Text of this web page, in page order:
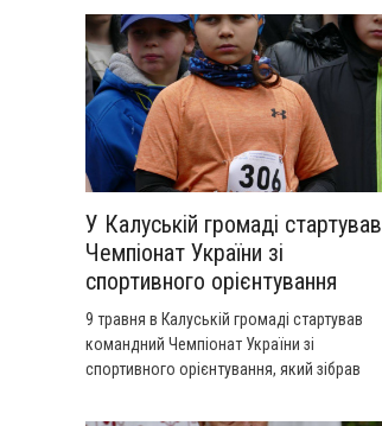
У Калуській громаді стартував
Чемпіонат України зі
спортивного орієнтування
9 травня в Калуській громаді стартував
командний Чемпіонат України зі
спортивного орієнтування, який зібрав